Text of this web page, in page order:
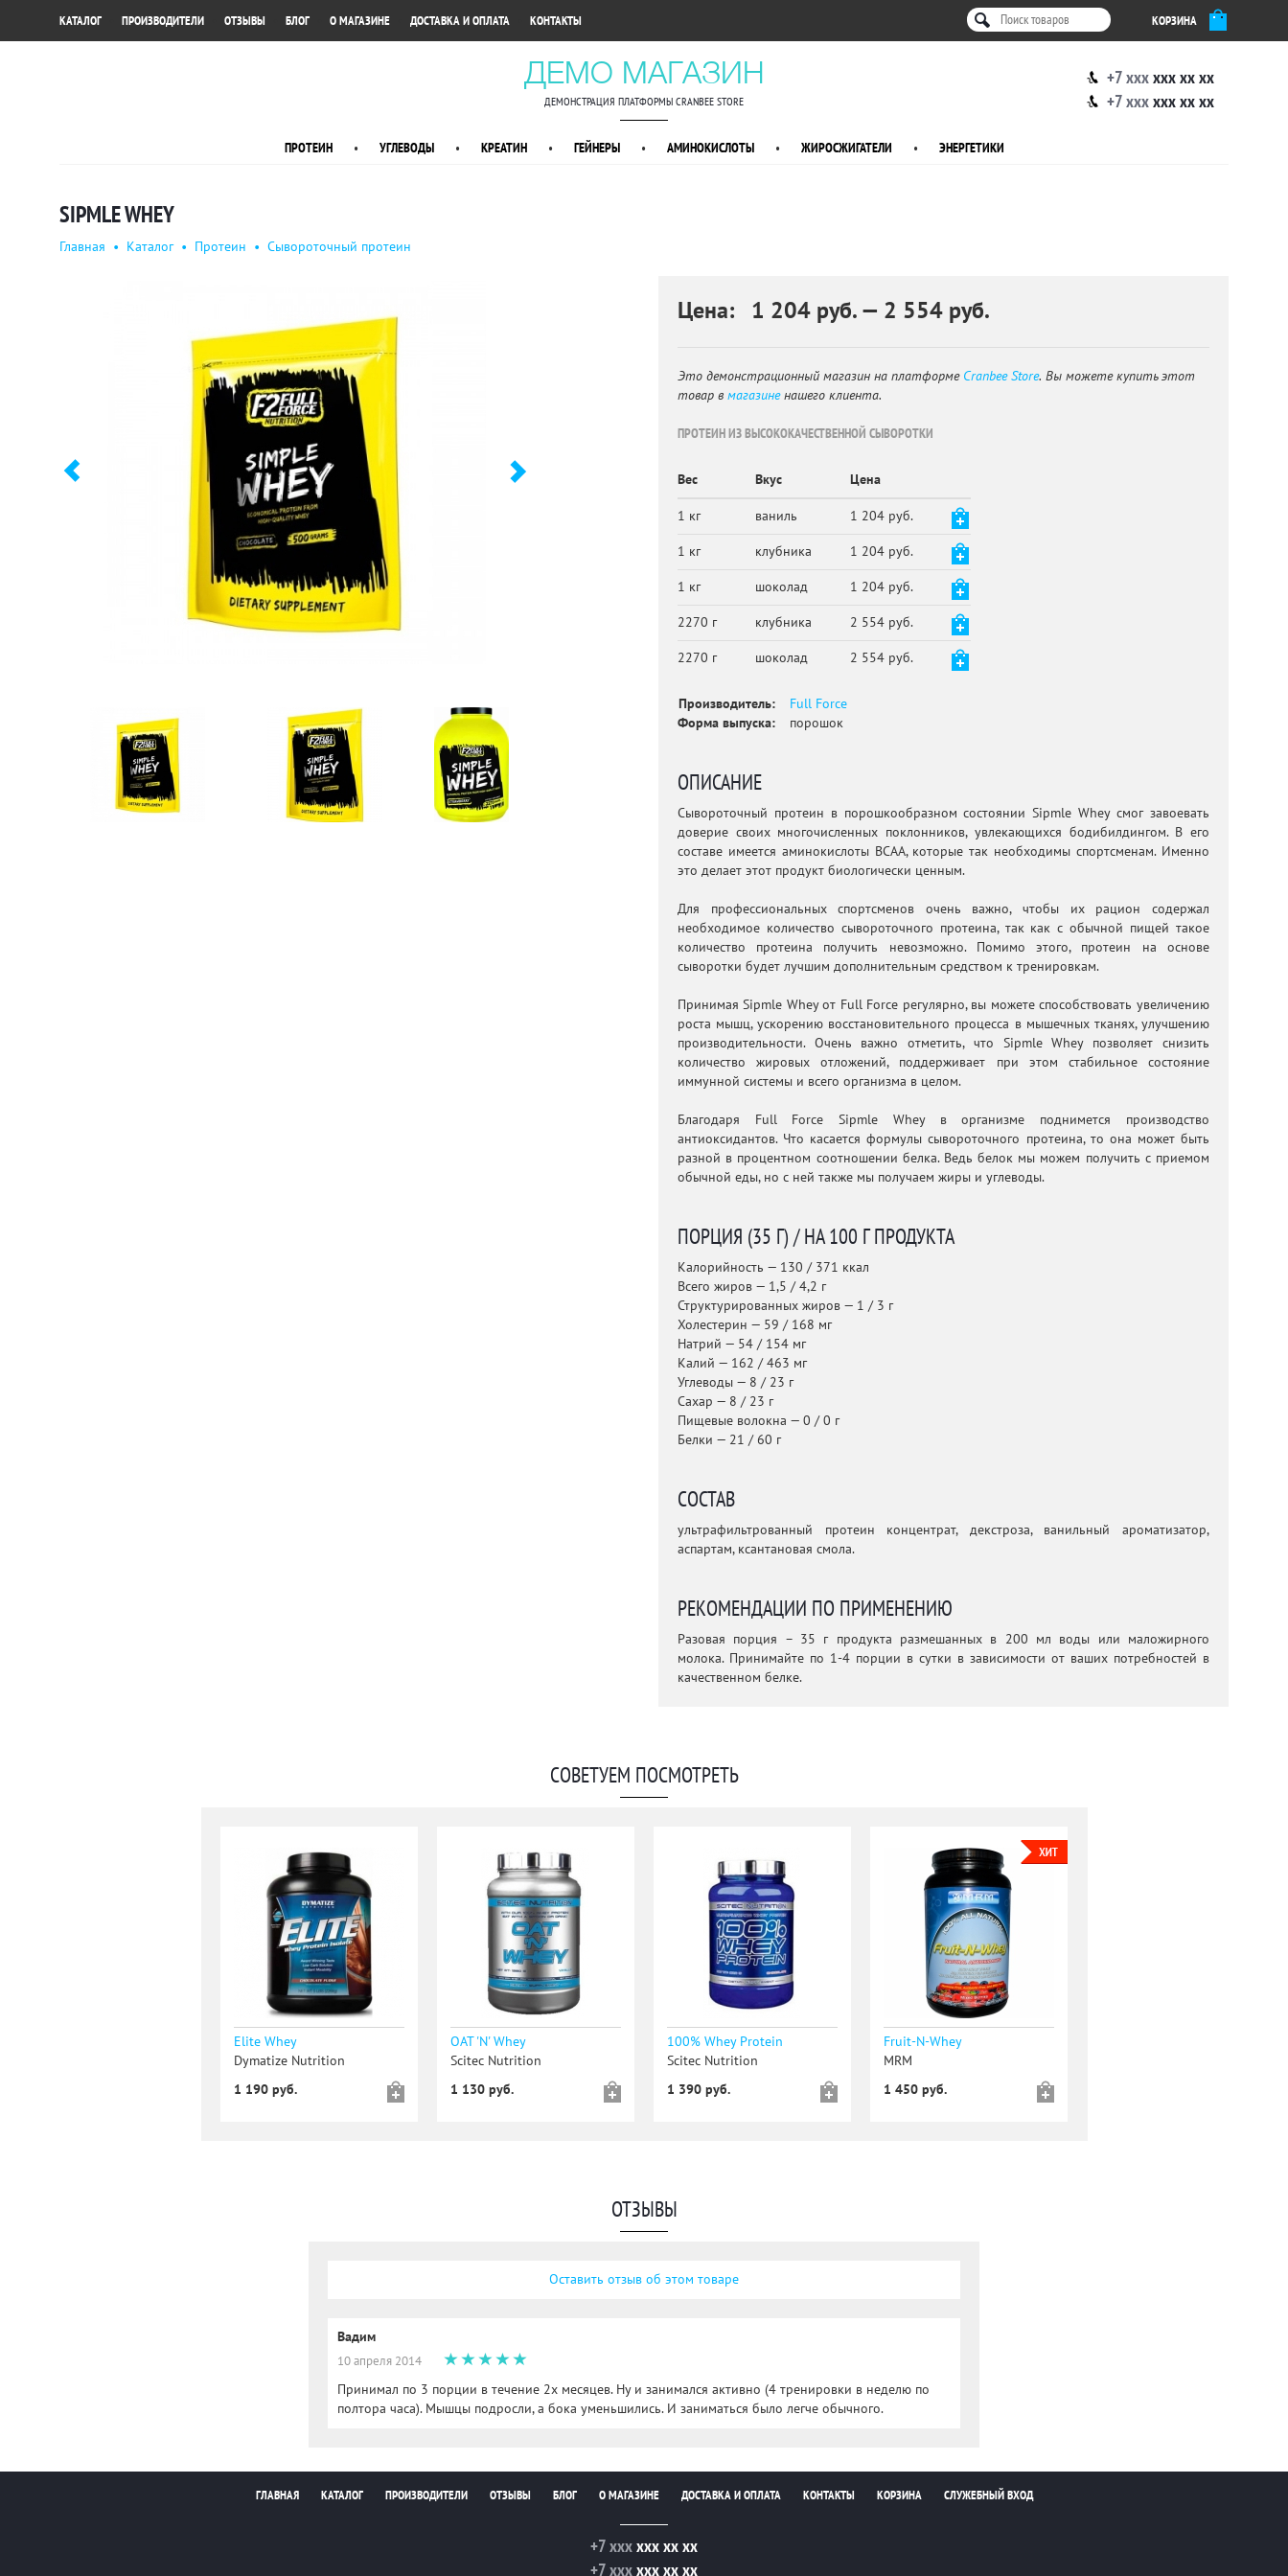
КОРЗИНА
КАТАЛОГ ПРОИЗВОДИТЕЛИ ОТЗЫВЫ БЛОГ О МАГАЗИНЕ ДОСТАВКА И ОПЛАТА КОНТАКТЫ
ДЕМО МАГАЗИН
ДЕМОНСТРАЦИЯ ПЛАТФОРМЫ CRANBEE STORE
+7 xxx xxx xx xx
+7 xxx xxx xx xx
ПРОТЕИН • УГЛЕВОДЫ • КРЕАТИН • ГЕЙНЕРЫ • АМИНОКИСЛОТЫ • ЖИРОСЖИГАТЕЛИ • ЭНЕРГЕТИКИ
SIPMLE WHEY
Главная • Каталог • Протеин • Сывороточный протеин
Цена: 1 204 руб. — 2 554 руб.
Это демонстрационный магазин на платформе Cranbee Store. Вы можете купить этот
товар в магазиненашего клиента.
ПРОТЕИН ИЗ ВЫСОКОКАЧЕСТВЕННОЙ СЫВОРОТКИ
Вес Вкус Цена
1 кг ваниль 1 204 руб.
1 кг клубника 1 204 руб.
1 кг шоколад 1 204 руб.
2270 г клубника 2 554 руб.
2270 г шоколад 2 554 руб.
Производитель:
Full Force
Форма выпуска:
порошок
ОПИСАНИЕ
Сывороточный протеин в порошкообразном состоянии Sipmle Whey смог завоевать
доверие своих многочисленных поклонников, увлекающихся бодибилдингом. В его
составе имеется аминокислоты ВСАА, которые так необходимы спортсменам. Именно
это делает этот продукт биологически ценным.
Для профессиональных спортсменов очень важно, чтобы их рацион содержал
необходимое количество сывороточного протеина, так как с обычной пищей такое
количество протеина получить невозможно. Помимо этого, протеин на основе
сыворотки будет лучшим дополнительным средством к тренировкам.
Принимая Sipmle Whey от Full Force регулярно, вы можете способствовать увеличению
роста мышц, ускорению восстановительного процесса в мышечных тканях, улучшению
производительности. Очень важно отметить, что Sipmle Whey позволяет снизить
количество жировых отложений, поддерживает при этом стабильное состояние
иммунной системы и всего организма в целом.
Благодаря Full Force Sipmle Whey в организме поднимется производство
антиоксидантов. Что касается формулы сывороточного протеина, то она может быть
разной в процентном соотношении белка. Ведь белок мы можем получить с приемом
обычной еды, но с ней также мы получаем жиры и углеводы.
ПОРЦИЯ (35 Г) / НА 100 Г ПРОДУКТА
Калорийность — 130 / 371 ккал
Всего жиров — 1,5 / 4,2 г
Структурированных жиров — 1 / 3 г
Холестерин — 59 / 168 мг
Натрий — 54 / 154 мг
Калий — 162 / 463 мг
Углеводы — 8 / 23 г
Сахар — 8 / 23 г
Пищевые волокна — 0 / 0 г
Белки — 21 / 60 г
СОСТАВ
ультрафильтрованный протеин концентрат, декстроза, ванильный ароматизатор,
аспартам, ксантановая смола.
РЕКОМЕНДАЦИИ ПО ПРИМЕНЕНИЮ
Разовая порция – 35 г продукта размешанных в 200 мл воды или маложирного
молока. Принимайте по 1-4 порции в сутки в зависимости от ваших потребностей в
качественном белке.
СОВЕТУЕМ ПОСМОТРЕТЬ
Elite Whey
Dymatize Nutrition
1 190 руб.
OAT 'N' Whey
Scitec Nutrition
1 130 руб.
100% Whey Protein
Scitec Nutrition
1 390 руб.
Fruit-N-Whey
MRM
1 450 руб.
ОТЗЫВЫ
Оставить отзыв об этом товаре
Вадим
10 апреля 2014
Принимал по 3 порции в течение 2х месяцев. Ну и занимался активно (4 тренировки в неделю по
полтора часа). Мышцы подросли, а бока уменьшились. И заниматься было легче обычного.
ГЛАВНАЯ КАТАЛОГ ПРОИЗВОДИТЕЛИ ОТЗЫВЫ БЛОГ О МАГАЗИНЕ ДОСТАВКА И ОПЛАТА КОНТАКТЫ КОРЗИНА СЛУЖЕБНЫЙ ВХОД
+7 xxxxxx xx xx
+7 xxxxxx xx xx